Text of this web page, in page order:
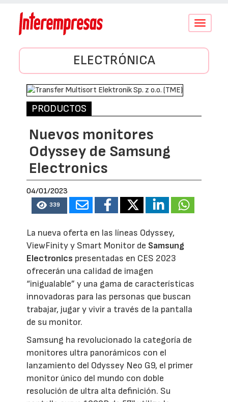
Conmutar
ELECTRÓNICA
PRODUCTOS
Nuevos monitores
Odyssey de Samsung
Electronics
04/01/2023
339
La nueva oferta en las líneas Odyssey,
ViewFinity y Smart Monitor de Samsung
Electronics presentadas en CES 2023
ofrecerán una calidad de imagen
“inigualable” y una gama de características
innovadoras para las personas que buscan
trabajar, jugar y vivir a través de la pantalla
de su monitor.
Samsung ha revolucionado la categoría de
monitores ultra panorámicos con el
lanzamiento del Odyssey Neo G9, el primer
monitor único del mundo con doble
resolución de ultra alta definición. Su